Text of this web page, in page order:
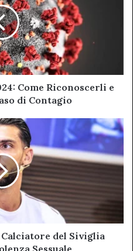
Come Riconoscerli e
di Contagio
del Siviglia